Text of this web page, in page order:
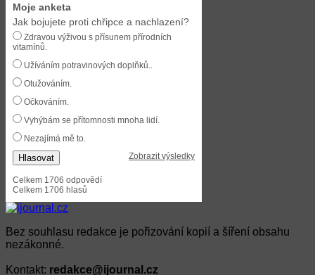
Moje anketa
Jak bojujete proti chřipce a nachlazení?
Zdravou výživou s přísunem přírodních
vitamínů.
Užíváním potravinových doplňků..
Otužováním.
Očkováním.
Vyhýbám se přítomnosti mnoha lidí.
Nezajímá mě to.
Hlasovat Zobrazit výsledky
Celkem 1706 odpovědí
Celkem 1706 hlasů
Bez souhlasu redakce je pořizování kopií a šíření obsahu
nezákonné.
Kontakt: redakce@ijournal.cz